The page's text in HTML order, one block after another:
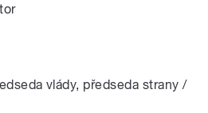
vlády, předseda strany /